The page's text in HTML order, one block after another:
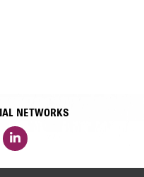
NETWORKS